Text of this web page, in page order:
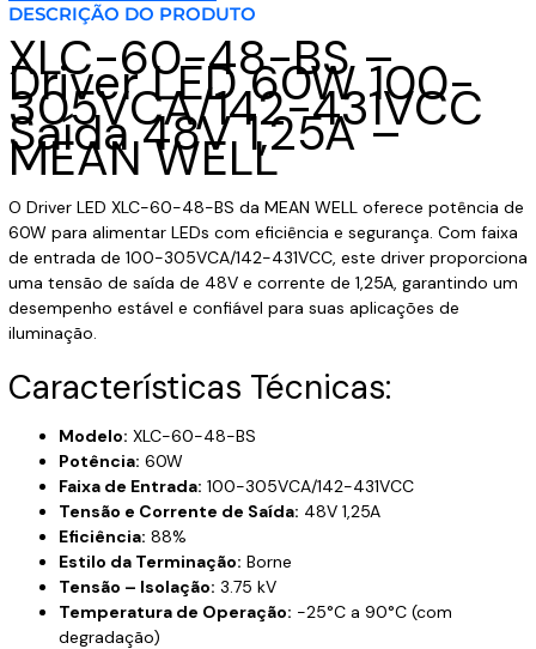
48V
1,25A
-
MEAN
WELL
quantidade
DESCRIÇÃO DO PRODUTO
XLC-60-48-BS –
Driver LED 60W 100-
305VCA/142-431VCC
Saída 48V 1,25A –
MEAN WELL
O Driver LED XLC-60-48-BS da MEAN WELL oferece potência de
60W para alimentar LEDs com eficiência e segurança. Com faixa
de entrada de 100-305VCA/142-431VCC, este driver proporciona
uma tensão de saída de 48V e corrente de 1,25A, garantindo um
desempenho estável e confiável para suas aplicações de
iluminação.
Características Técnicas:
Modelo: XLC-60-48-BS
Potência: 60W
Faixa de Entrada: 100-305VCA/142-431VCC
Tensão e Corrente de Saída: 48V 1,25A
Eficiência: 88%
Estilo da Terminação: Borne
Tensão – Isolação: 3.75 kV
Temperatura de Operação: -25°C a 90°C (com
degradação)